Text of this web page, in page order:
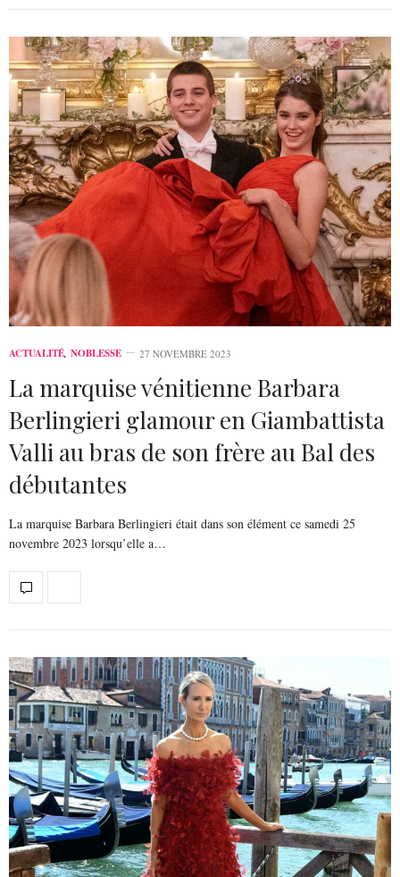
ACTUALITÉ, NOBLESSE 27 NOVEMBRE 2023
La marquise vénitienne Barbara
Berlingieri glamour en Giambattista
Valli au bras de son frère au Bal des
débutantes
La marquise Barbara Berlingieri était dans son élément ce samedi 25
novembre 2023 lorsqu’elle a…